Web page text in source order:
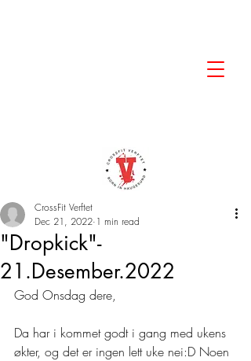
"Dropkick"-
21.Desember.2022
CrossFit Verftet
Dec 21, 2022 1 min read
God Onsdag dere,
Da har i kommet godt i gang med ukens
økter, og det er ingen lett uke nei:D Noen